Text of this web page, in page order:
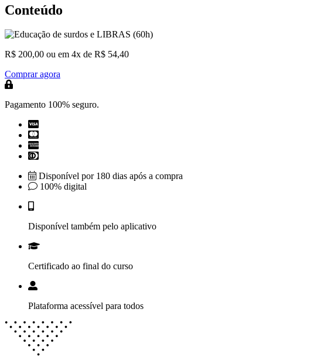
Conteúdo
R$ 200,00 ou em 4x de R$ 54,40
Comprar agora
Pagamento 100% seguro.
Disponível por 180 dias após a compra
100% digital
Disponível também pelo aplicativo
Certificado ao final do curso
Plataforma acessível para todos